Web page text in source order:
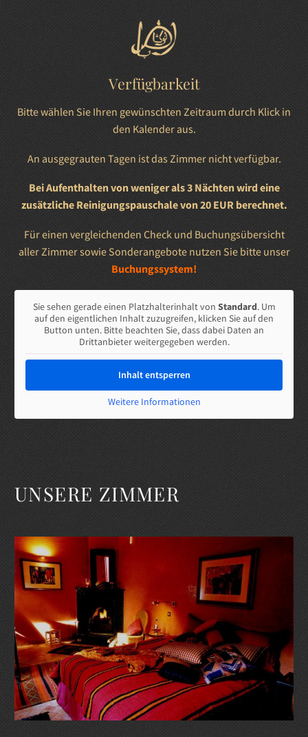
Verfügbarkeit
Bitte wählen Sie Ihren gewünschten Zeitraum durch Klick in
den Kalender aus.
An ausgegrauten Tagen ist das Zimmer nicht verfügbar.
Bei Aufenthalten von weniger als 3 Nächten wird eine
zusätzliche Reinigungspauschale von 20 EUR berechnet.
Für einen vergleichenden Check und Buchungsübersicht
aller Zimmer sowie Sonderangebote nutzen Sie bitte unser
Buchungssystem!
Sie sehen gerade einen Platzhalterinhalt von Standard. Um
auf den eigentlichen Inhalt zuzugreifen, klicken Sie auf den
Button unten. Bitte beachten Sie, dass dabei Daten an
Drittanbieter weitergegeben werden.
Inhalt entsperren
Weitere Informationen
UNSERE ZIMMER